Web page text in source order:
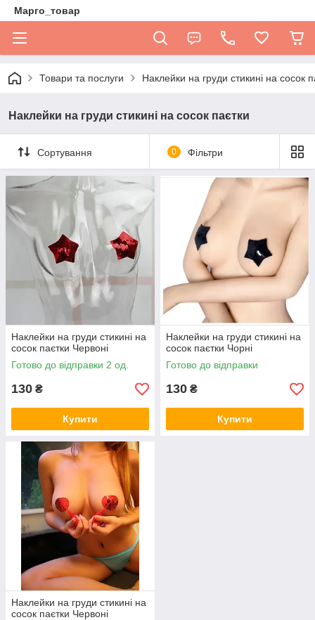
Марго_товар
Товари та послуги Наклейки на груди стикині на сосок
Наклейки на груди стикині на сосок паєтки
Сортування 0 Фільтри
Наклейки на груди стикині на
сосок паєтки Червоні
Готово до відправки 2 од.
130 ₴
Купити
Наклейки на груди стикині на
сосок паєтки Чорні
Готово до відправки
130 ₴
Купити
Наклейки на груди стикині на
сосок паєтки Червоні